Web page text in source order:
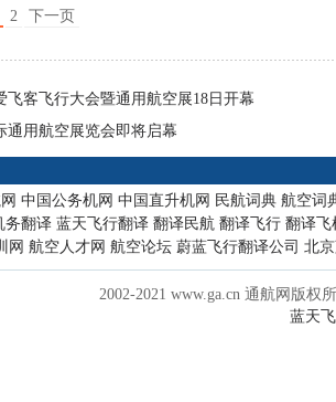
2 下一页
飞客飞行大会暨通用航空展18日开幕
通用航空展览会即将启幕
中国公务机网 中国直升机网 民航词典 航空词
务翻译 蓝天飞行翻译 翻译民航 翻译飞行 翻译飞
网 航空人才网 航空论坛 蔚蓝飞行翻译公司 北
2002-2021 www.ga.cn 通航网版权
蓝天